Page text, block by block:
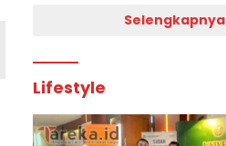
Selengkapnya
Lifestyle